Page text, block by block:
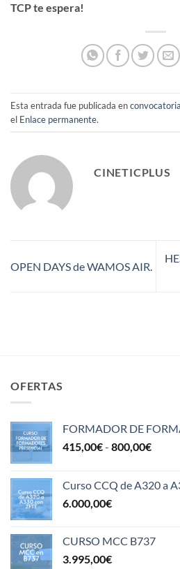
TCP te espera!
Esta entrada fue publicada en
el Enlace permanente.
CINETICPLUS
OPEN DAYS de WAMOS AIR.
OFERTAS
FORMADOR DE
415,00€- 800,00€Rango
desde
Curso CCQ de A320 a
6.000,00€
CURSO MCC B737
3.995,00€